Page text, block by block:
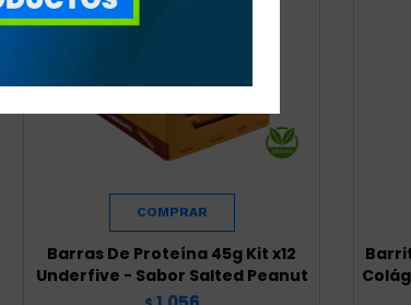
Barras De Proteína 45g Kit x12
Underfive - Sabor Salted Peanut